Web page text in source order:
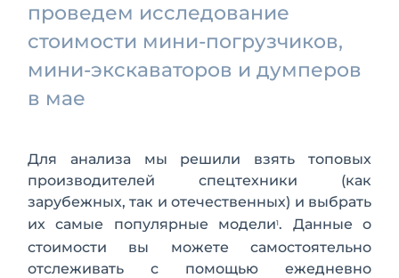
проведем исследование
стоимости мини-погрузчиков,
мини-экскаваторов и думперов
в мае
Для анализа мы решили взять топовых
производителей спецтехники (как
зарубежных, так и отечественных) и выбрать
их самые популярные модели1 . Данные о
стоимости вы можете самостоятельно
отслеживать с помощью ежедневно